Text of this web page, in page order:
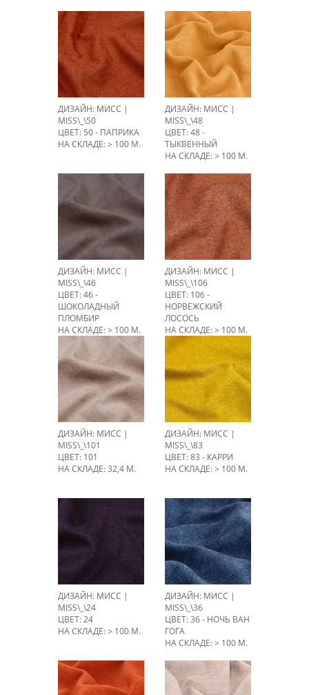
ДИЗАЙН: МИСС |
MISS\_\50
ЦВЕТ: 50 - ПАПРИКА
НА СКЛАДЕ: > 100 М.
ДИЗАЙН: МИСС |
MISS\_\48
ЦВЕТ: 48 -
ТЫКВЕННЫЙ
НА СКЛАДЕ: > 100 М.
ДИЗАЙН: МИСС |
MISS\_\46
ЦВЕТ: 46 -
ШОКОЛАДНЫЙ
ПЛОМБИР
НА СКЛАДЕ: > 100 М.
ДИЗАЙН: МИСС |
MISS\_\106
ЦВЕТ: 106 -
НОРВЕЖСКИЙ
ЛОСОСЬ
НА СКЛАДЕ: > 100 М.
ДИЗАЙН: МИСС |
MISS\_\101
ЦВЕТ: 101
НА СКЛАДЕ: 32,4 М.
ДИЗАЙН: МИСС |
MISS\_\83
ЦВЕТ: 83 - КАРРИ
НА СКЛАДЕ: > 100 М.
ДИЗАЙН: МИСС |
MISS\_\24
ЦВЕТ: 24
НА СКЛАДЕ: > 100 М.
ДИЗАЙН: МИСС |
MISS\_\36
ЦВЕТ: 36 - НОЧЬ ВАН
ГОГА
НА СКЛАДЕ: > 100 М.